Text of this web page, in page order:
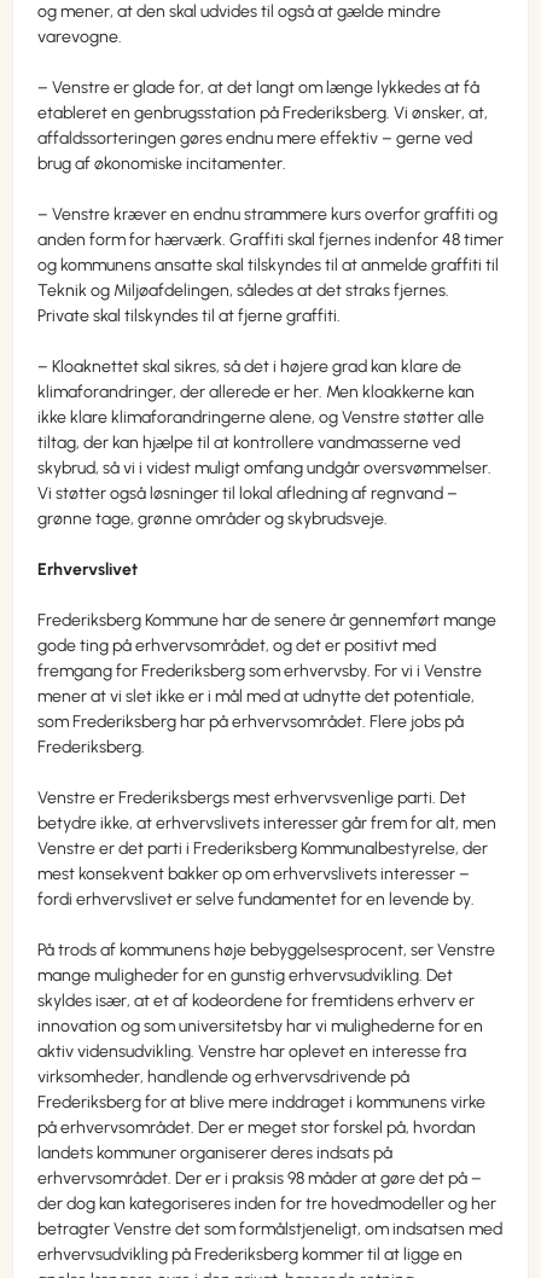
og mener, at den skal udvides til også at gælde mindre
varevogne.
– Venstre er glade for, at det langt om længe lykkedes at få
etableret en genbrugsstation på Frederiksberg. Vi ønsker, at,
affaldssorteringen gøres endnu mere effektiv – gerne ved
brug af økonomiske incitamenter.
– Venstre kræver en endnu strammere kurs overfor graffiti og
anden form for hærværk. Graffiti skal fjernes indenfor 48 timer
og kommunens ansatte skal tilskyndes til at anmelde graffiti til
Teknik og Miljøafdelingen, således at det straks fjernes.
Private skal tilskyndes til at fjerne graffiti.
– Kloaknettet skal sikres, så det i højere grad kan klare de
klimaforandringer, der allerede er her. Men kloakkerne kan
ikke klare klimaforandringerne alene, og Venstre støtter alle
tiltag, der kan hjælpe til at kontrollere vandmasserne ved
skybrud, så vi i videst muligt omfang undgår oversvømmelser.
Vi støtter også løsninger til lokal afledning af regnvand –
grønne tage, grønne områder og skybrudsveje.
Erhvervslivet
Frederiksberg Kommune har de senere år gennemført mange
gode ting på erhvervsområdet, og det er positivt med
fremgang for Frederiksberg som erhvervsby. For vi i Venstre
mener at vi slet ikke er i mål med at udnytte det potentiale,
som Frederiksberg har på erhvervsområdet. Flere jobs på
Frederiksberg.
Venstre er Frederiksbergs mest erhvervsvenlige parti. Det
betydre ikke, at erhvervslivets interesser går frem for alt, men
Venstre er det parti i Frederiksberg Kommunalbestyrelse, der
mest konsekvent bakker op om erhvervslivets interesser –
fordi erhvervslivet er selve fundamentet for en levende by.
På trods af kommunens høje bebyggelsesprocent, ser Venstre
mange muligheder for en gunstig erhvervsudvikling. Det
skyldes især, at et af kodeordene for fremtidens erhverv er
innovation og som universitetsby har vi mulighederne for en
aktiv vidensudvikling. Venstre har oplevet en interesse fra
virksomheder, handlende og erhvervsdrivende på
Frederiksberg for at blive mere inddraget i kommunens virke
på erhvervsområdet. Der er meget stor forskel på, hvordan
landets kommuner organiserer deres indsats på
erhvervsområdet. Der er i praksis 98 måder at gøre det på –
der dog kan kategoriseres inden for tre hovedmodeller og her
betragter Venstre det som formålstjeneligt, om indsatsen med
erhvervsudvikling på Frederiksberg kommer til at ligge en